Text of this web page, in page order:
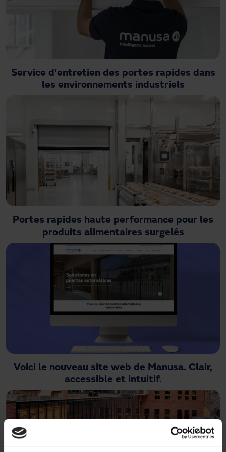
Service d'entretien des portes rapides dans
les environnements industriels
Portes rapides haute performance pour les
produits alimentaires surgelés
Voici le nouveau site web de Manusa. Clair,
accessible et intuitif.